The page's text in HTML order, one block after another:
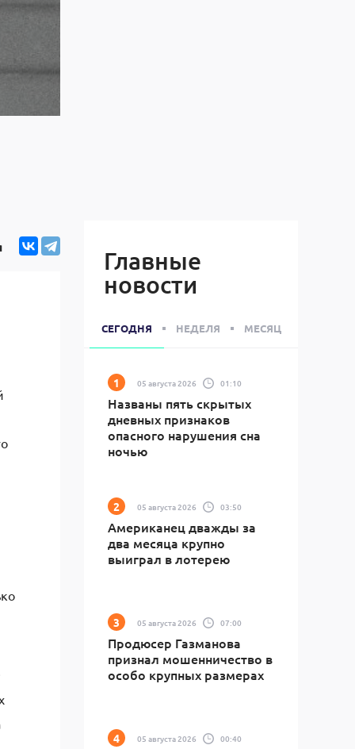
Главные
новости
СЕГОДНЯ НЕДЕЛЯ МЕСЯЦ
05 августа 2026 01:10
Названы пять скрытых
дневных признаков
опасного нарушения сна
ночью
05 августа 2026 03:50
Американец дважды за
два месяца крупно
выиграл в лотерею
05 августа 2026 07:00
Продюсер Газманова
признал мошенничество в
особо крупных размерах
05 августа 2026 00:40